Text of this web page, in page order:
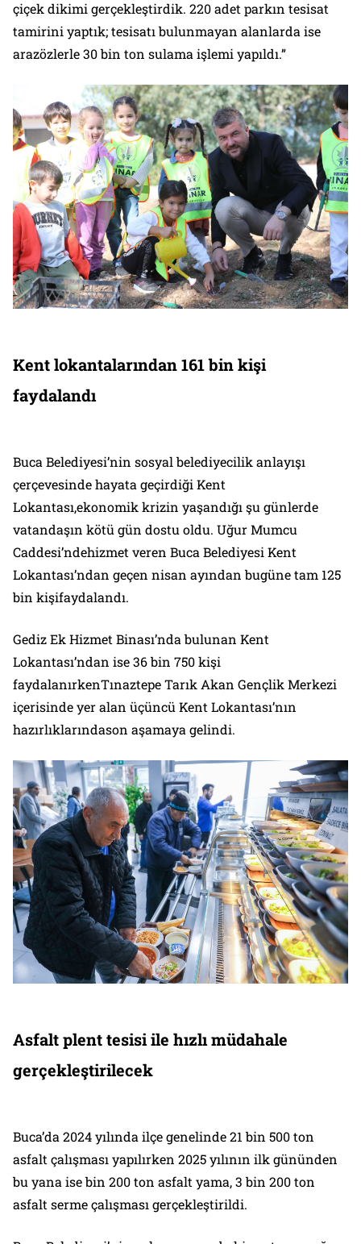
çiçek dikimi gerçekleştirdik. 220 adet parkın tesisat
tamirini yaptık; tesisatı bulunmayan alanlarda ise
arazözlerle 30 bin ton sulama işlemi yapıldı.”
Kent lokantalarından 161 bin kişi
faydalandı
Buca Belediyesi’nin sosyal belediyecilik anlayışı
çerçevesinde hayata geçirdiği Kent
Lokantası,ekonomik krizin yaşandığı şu günlerde
vatandaşın kötü gün dostu oldu. Uğur Mumcu
Caddesi’ndehizmet veren Buca Belediyesi Kent
Lokantası’ndan geçen nisan ayından bugüne tam 125
bin kişifaydalandı.
Gediz Ek Hizmet Binası’nda bulunan Kent
Lokantası’ndan ise 36 bin 750 kişi
faydalanırkenTınaztepe Tarık Akan Gençlik Merkezi
içerisinde yer alan üçüncü Kent Lokantası’nın
hazırlıklarındason aşamaya gelindi.
Asfalt plent tesisi ile hızlı müdahale
gerçekleştirilecek
Buca’da 2024 yılında ilçe genelinde 21 bin 500 ton
asfalt çalışması yapılırken 2025 yılının ilk gününden
bu yana ise bin 200 ton asfalt yama, 3 bin 200 ton
asfalt serme çalışması gerçekleştirildi.